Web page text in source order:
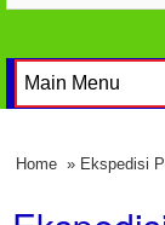
Home » Ekspedisi